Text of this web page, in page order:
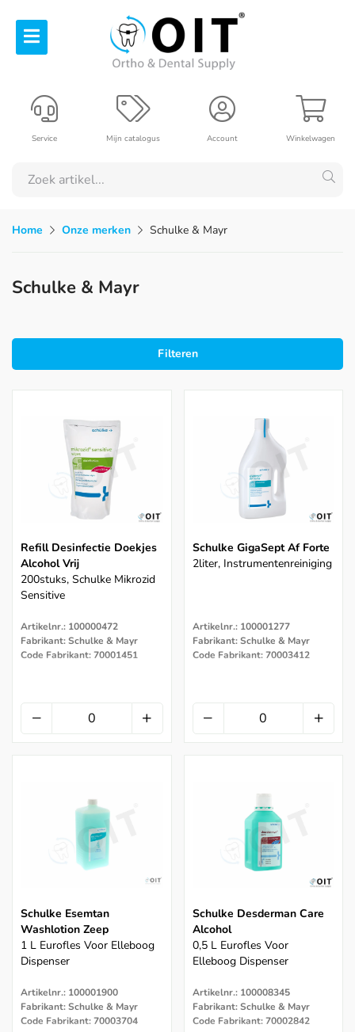
Winkelwagen
Account
Mijn catalogus
Service
Home Onze merken Schulke & Mayr
Schulke & Mayr
Filteren
Refill Desinfectie Doekjes
Alcohol Vrij
200stuks, Schulke Mikrozid
Sensitive
Artikelnr.: 100000472
Fabrikant: Schulke & Mayr
Code Fabrikant: 70001451
Schulke GigaSept Af Forte
2liter, Instrumentenreiniging
Artikelnr.: 100001277
Fabrikant: Schulke & Mayr
Code Fabrikant: 70003412
Schulke Esemtan
Washlotion Zeep
1 L Eurofles Voor Elleboog
Dispenser
Artikelnr.: 100001900
Fabrikant: Schulke & Mayr
Code Fabrikant: 70003704
Schulke Desderman Care
Alcohol
0,5 L Eurofles Voor
Elleboog Dispenser
Artikelnr.: 100008345
Fabrikant: Schulke & Mayr
Code Fabrikant: 70002842